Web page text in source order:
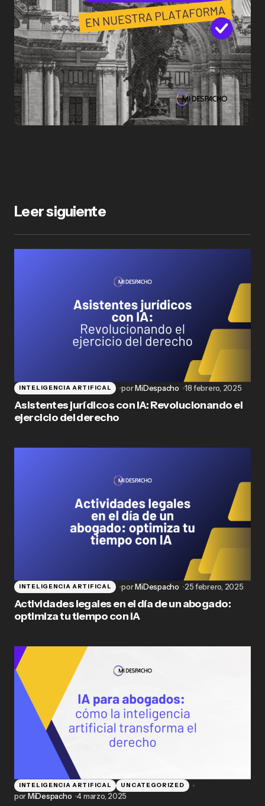
Leer siguiente
INTELIGENCIA ARTIFICAL porMiDespacho 18 febrero, 2025
Asistentes jurídicos con IA: Revolucionando el
ejercicio del derecho
INTELIGENCIA ARTIFICAL porMiDespacho 25 febrero, 2025
Actividades legales en el día de un abogado:
optimiza tu tiempo con IA
INTELIGENCIA ARTIFICAL UNCATEGORIZED
porMiDespacho 4 marzo, 2025